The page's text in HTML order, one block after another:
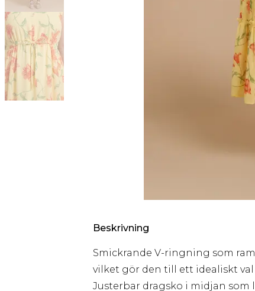
Beskrivning
Smickrande V-ringning som
vilket gör den till ett idealiskt
Justerbar dragsko i midjan som